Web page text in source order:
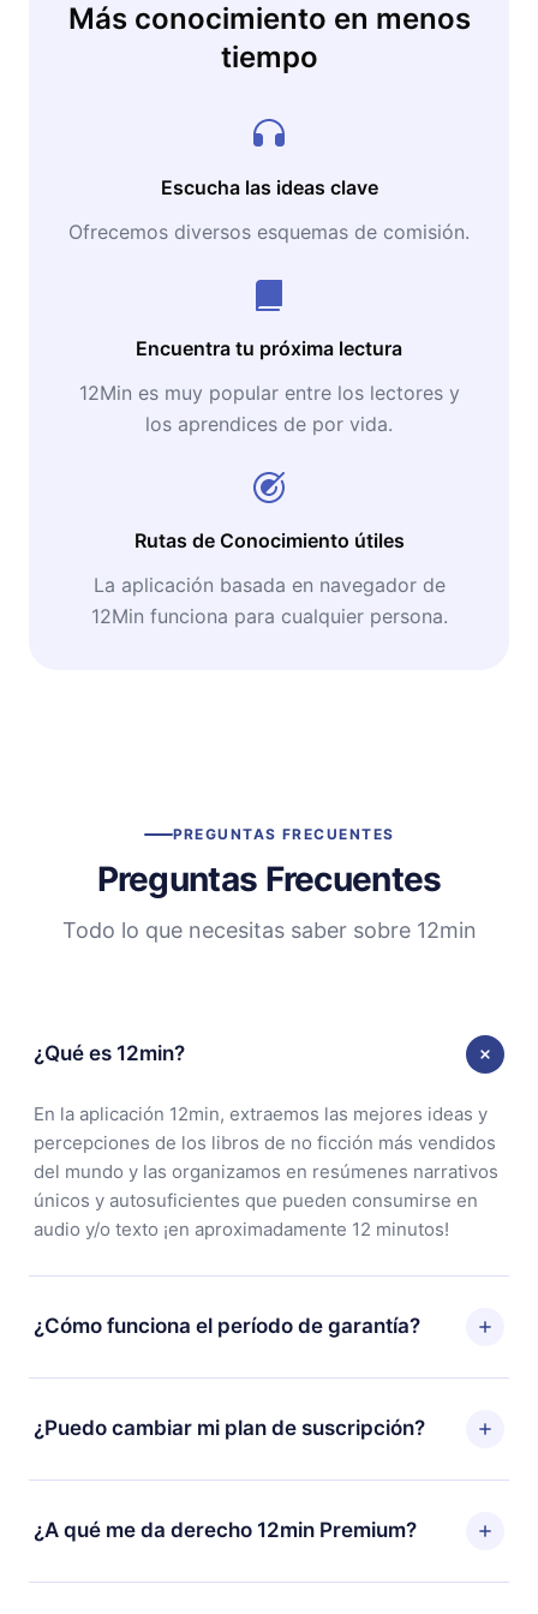
Más conocimiento en menos
tiempo
Escucha las ideas clave
Ofrecemos diversos esquemas de comisión.
Encuentra tu próxima lectura
12Min es muy popular entre los lectores y
los aprendices de por vida.
Rutas de Conocimiento útiles
La aplicación basada en navegador de
12Min funciona para cualquier persona.
PREGUNTAS FRECUENTES
Preguntas Frecuentes
Todo lo que necesitas saber sobre 12min
¿Qué es 12min?
En la aplicación 12min, extraemos las mejores ideas y
percepciones de los libros de no ficción más vendidos
del mundo y las organizamos en resúmenes narrativos
únicos y autosuficientes que pueden consumirse en
audio y/o texto ¡en aproximadamente 12 minutos!
¿Cómo funciona el período de garantía?
Puedes descargar nuestra aplicación y comenzar a
disfrutar de nuestra biblioteca. Si por alguna razón no
estás satisfecho con nuestra plataforma, simplemente
a la compra y solicita el reembolso del valor. Recibirás
¿Puedo cambiar mi plan de suscripción?
Sí, pero el cambio solo se aplicará a partir del próximo
período de facturación. Por ejemplo, si decides
cambiar tu suscripción mensual a anual, después de
¿A qué me da derecho 12min Premium?
12min Premium es un plan que te garantiza acceso a